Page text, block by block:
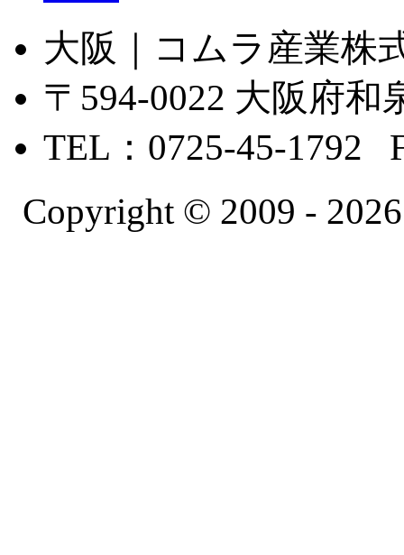
大阪｜コムラ産業株
〒594-0022 大阪府
TEL：0725-45-1792
Copyright © 2009 -